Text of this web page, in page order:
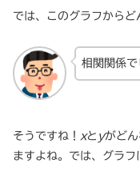
では、このグラフからど
相関関係で
そうですね！ xと yがど
ますよね。では、グラフ